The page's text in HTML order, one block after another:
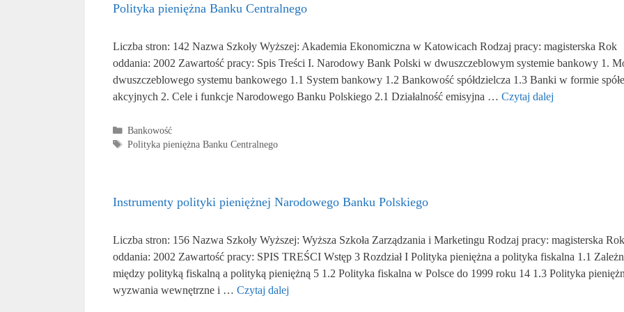
Polityka pieniężna Banku Centralnego
Liczba stron: 142 Nazwa Szkoły Wyższej: Akademia Ekonomiczna w Katowicach Rodzaj pracy: magisterska Rok
oddania: 2002 Zawartość pracy: Spis Treści I. Narodowy Bank Polski w dwuszczeblowym systemie bankowy 1.
dwuszczeblowego systemu bankowego 1.1 System bankowy 1.2 Bankowość spółdzielcza 1.3 Banki w formie
akcyjnych 2. Cele i funkcje Narodowego Banku Polskiego 2.1 Działalność emisyjna … Czytaj dalej
Kategorie
Bankowość
Tagi
Polityka pieniężna Banku Centralnego
Instrumenty polityki pieniężnej Narodowego Banku Polskiego
Liczba stron: 156 Nazwa Szkoły Wyższej: Wyższa Szkoła Zarządzania i Marketingu Rodzaj pracy: magisterska Rok
oddania: 2002 Zawartość pracy: SPIS TREŚCI Wstęp 3 Rozdział I Polityka pieniężna a polityka fiskalna 1.1
między polityką fiskalną a polityką pieniężną 5 1.2 Polityka fiskalna w Polsce do 1999 roku 14 1.3 Polityka
wyzwania wewnętrzne i … Czytaj dalej